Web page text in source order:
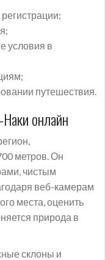
условия в
путешествия.
онлайн
метров. Он
чистым
веб-камерам
места, оценить
природа в
склоны и